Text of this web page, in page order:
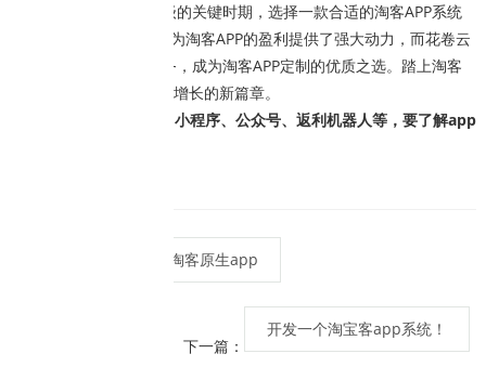
在淘客行业转型升级的关键时期，选择一款合适的淘客APP系统
至关重要。3级返佣功能为淘客APP的盈利提供了强大动力，而花卷云
则以其卓越的品质和服务，成为淘客APP定制的优质之选。踏上淘客
APP的新征程，开启财富增长的新篇章。
开发出售原生app、小程序、公众号、返利机器人等，要了解app
花卷云开发淘客原生app
下一篇：
开发一个淘宝客app系统！